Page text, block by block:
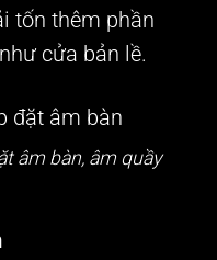
tốn thêm phần
cửa bản lề.
âm bàn, âm quầy